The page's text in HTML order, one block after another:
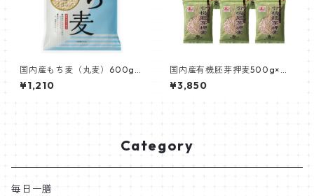
国内産もち麦（丸麦）600g
機能性表示食品
¥1,210
国内産有機胚芽押麦500g×５
袋セット
¥3,850
Category
毎日一膳